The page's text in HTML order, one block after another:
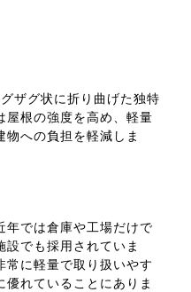
ザグ状に折り曲げた独特
屋根の強度を高め、軽量
への負担を軽減しま
年では倉庫や工場だけで
でも採用されていま
常に軽量で取り扱いやす
れていることにありま